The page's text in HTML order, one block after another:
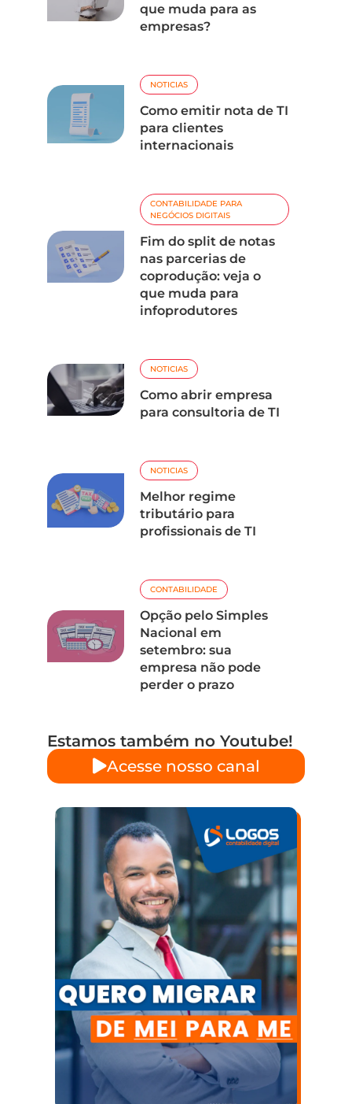
que muda para as
empresas?
NOTICIAS
Como emitir nota de TI
para clientes
internacionais
CONTABILIDADE PARA
NEGÓCIOS DIGITAIS
Fim do split de notas
nas parcerias de
coprodução: veja o
que muda para
infoprodutores
NOTICIAS
Como abrir empresa
para consultoria de TI
NOTICIAS
Melhor regime
tributário para
profissionais de TI
CONTABILIDADE
Opção pelo Simples
Nacional em
setembro: sua
empresa não pode
perder o prazo
Estamos também no Youtube!
Acesse nosso canal